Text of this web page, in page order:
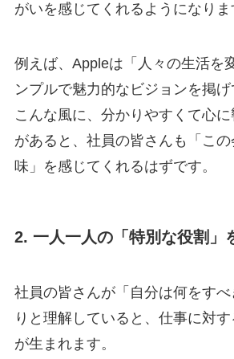
がいを感じてくれるようになりま
例えば、Appleは「人々の生活を
ンプルで魅力的なビジョンを掲げ
こんな風に、分かりやすくて心
があると、社員の皆さんも「こ
味」を感じてくれるはずです。
2. 一人一人の「特別な役割」
社員の皆さんが「自分は何をすべ
りと理解していると、仕事に対
が生まれます。